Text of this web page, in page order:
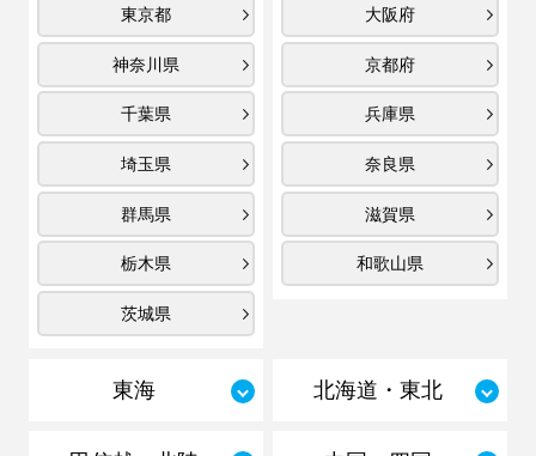
東京都
神奈川県
千葉県
埼玉県
群馬県
栃木県
茨城県
大阪府
京都府
兵庫県
奈良県
滋賀県
和歌山県
東海 北海道・東北